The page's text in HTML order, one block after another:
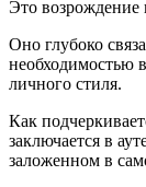
Это возрождение
Оно глубоко
необходимостью
личного стиля.
Как
заключается в
заложенном в